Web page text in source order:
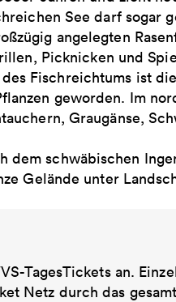
See darf sogar
angelegten
Picknicken und
Fischreichtums ist
geworden. Im
Graugänse,
dem schwäbischen
Gelände unter
TagesTickets an.
Netz durch das